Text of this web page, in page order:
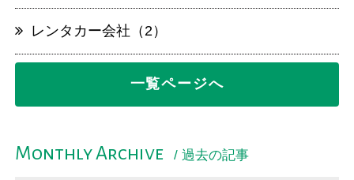
レンタカー会社（2）
一覧ページへ
Monthly Archive / 過去の記事